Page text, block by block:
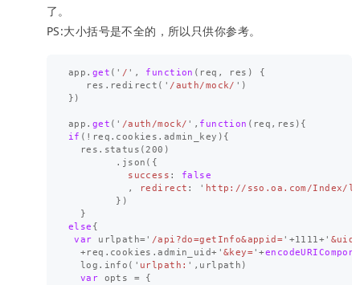
了。
PS:大小括号是不全的，所以只供你参考。
app . get ( ' / ' , function ( req , res )
{
res . redirect ( ' /auth/mock/ ' )
})
app . get ( ' /auth/mock/ ' , function ( req , res ){
if ( ! req . cookies . admin_key ){
res . status (200 )
. json ({
success :
false
,
redirect : ' http://sso.oa.com/Index/
})
}
else {
var
urlpath=' /api?do=getInfo&appid=' +1111+' &uid=
+req . cookies .admin_uid+ ' &key='+
log . info ( ' urlpath: ' , urlpath )
var
opts =
{